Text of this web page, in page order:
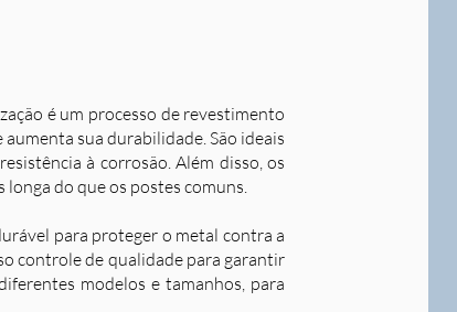
é um processo de revestimento
sua durabilidade. São ideais
à corrosão. Além disso, os
do que os postes comuns.
para proteger o metal contra a
controle de qualidade para garantir
modelos e tamanhos, para